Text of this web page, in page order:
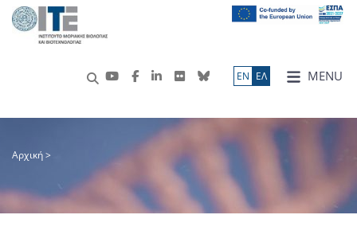
MENU
ΕN ΕΛ
Αρχική>